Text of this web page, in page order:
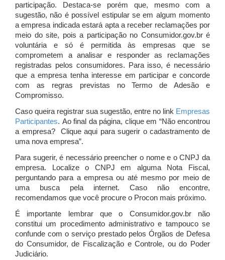
participação. Destaca-se porém que, mesmo com a
sugestão, não é possível estipular se em algum momento
a empresa indicada estará apta a receber reclamações por
meio do site, pois a participação no Consumidor.gov.br é
voluntária e só é permitida às empresas que se
comprometem a analisar e responder as reclamações
registradas pelos consumidores. Para isso, é necessário
que a empresa tenha interesse em participar e concorde
com as regras previstas no Termo de Adesão e
Compromisso.
Caso queira registrar sua sugestão, entre no link Empresas
Participantes. Ao final da página, clique em “Não encontrou
a empresa? Clique aqui para sugerir o cadastramento de
uma nova empresa”.
Para sugerir, é necessário preencher o nome e o CNPJ da
empresa. Localize o CNPJ em alguma Nota Fiscal,
perguntando para a empresa ou até mesmo por meio de
uma busca pela internet. Caso não encontre,
recomendamos que você procure o Procon mais próximo.
É importante lembrar que o Consumidor.gov.br não
constitui um procedimento administrativo e tampouco se
confunde com o serviço prestado pelos Órgãos de Defesa
do Consumidor, de Fiscalização e Controle, ou do Poder
Judiciário.